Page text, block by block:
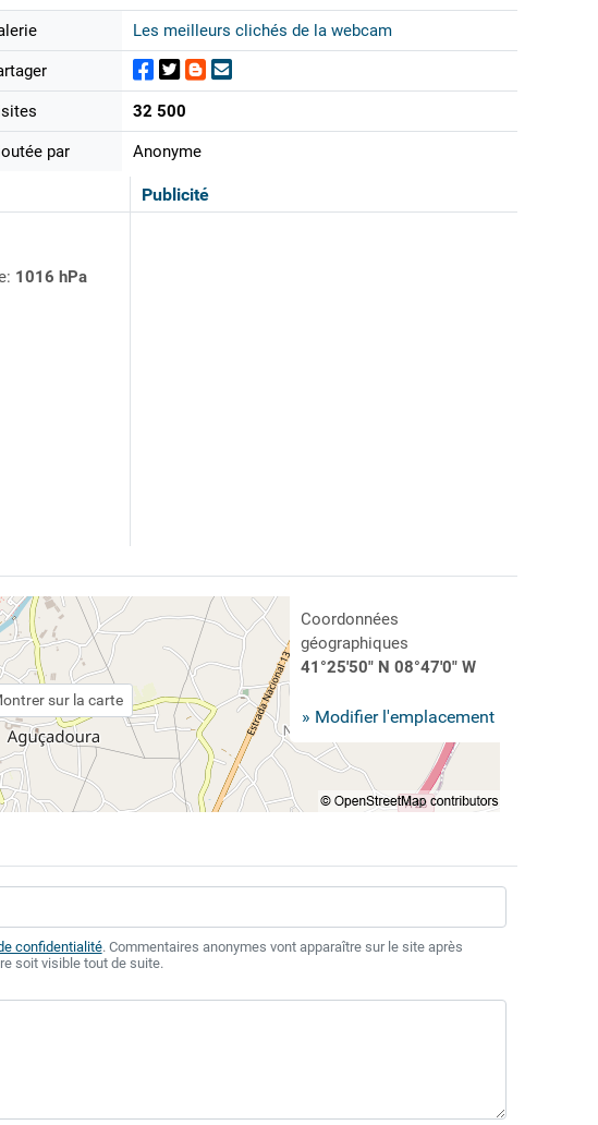
Les meilleurs clichés de la webcam
32 500
par Anonyme
Publicité
1016 hPa
sur la carte
Coordonnées
géographiques
41°25'50" N 08°47'0" W
» Modifier l'emplacement
confidentialité. Commentaires anonymes vont apparaître sur le site après
soit visible tout de suite.